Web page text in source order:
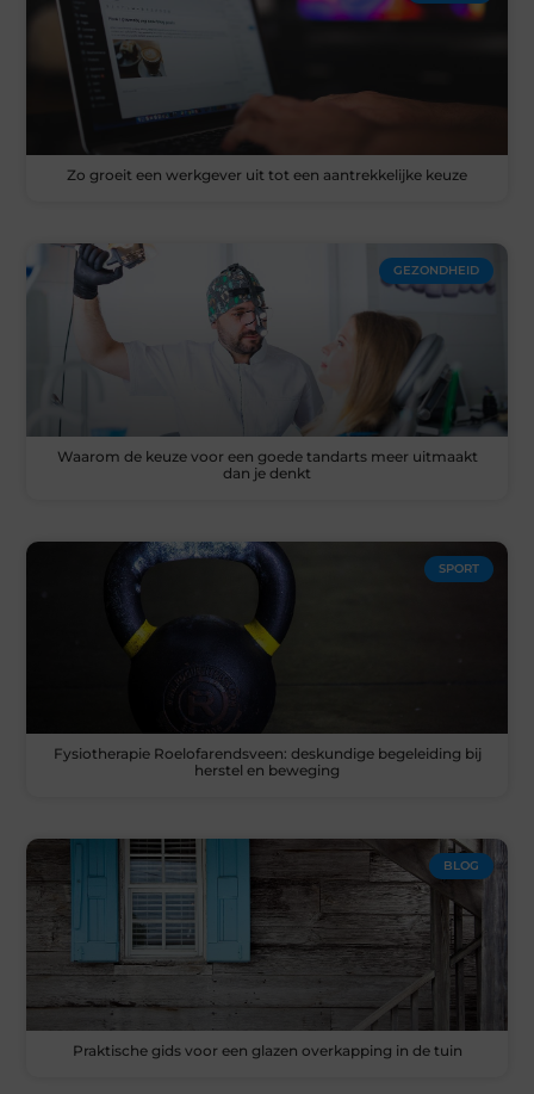
Zo groeit een werkgever uit tot een aantrekkelijke keuze
GEZONDHEID
Waarom de keuze voor een goede tandarts meer uitmaakt
dan je denkt
SPORT
Fysiotherapie Roelofarendsveen: deskundige begeleiding bij
herstel en beweging
BLOG
Praktische gids voor een glazen overkapping in de tuin